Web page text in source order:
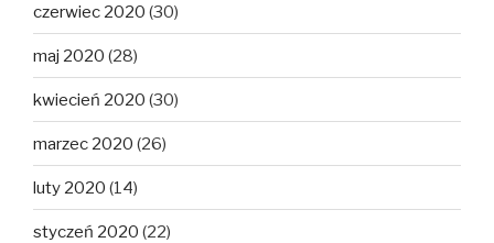
czerwiec 2020 (30)
maj 2020 (28)
kwiecień 2020 (30)
marzec 2020 (26)
luty 2020 (14)
styczeń 2020 (22)